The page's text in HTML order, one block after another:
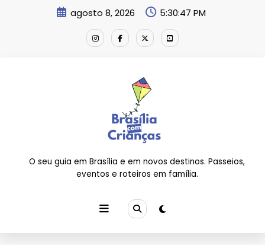
agosto 8, 2026 5:30:47 PM
O seu guia em Brasília e em novos destinos. Passeios,
eventos e roteiros em família.